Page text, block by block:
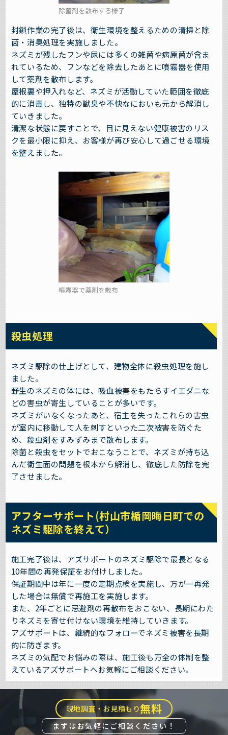
除菌剤を散布する様子
封鎖作業の完了後は、衛生環境を整えるための清掃と除
菌・消臭処理を実施しました。
ネズミが残したフンや尿には多くの雑菌や病原菌が含ま
れているため、フンなどを除去したあとに噴霧器を使用
して薬剤を散布します。
屋根裏や押入れなど、ネズミが活動していた範囲を徹底
的に消毒し、独特の獣臭や不快なにおいも元から解消し
ていきました。
清潔な状態に戻すことで、目に見えない健康被害のリス
クを最小限に抑え、お客様が再び安心して過ごせる環境
を整えました。
噴霧器で薬剤を散布
殺虫処理
ネズミ駆除の仕上げとして、建物全体に殺虫処理を施し
ました。
野生のネズミの体には、吸血被害をもたらすイエダニな
どの害虫が寄生していることが多いです。
ネズミがいなくなったあと、宿主を失ったこれらの害虫
が室内に移動して人を刺すといった二次被害を防ぐた
め、殺虫剤をすみずみまで散布します。
除菌と殺虫をセットでおこなうことで、ネズミが持ち込
んだ衛生面の問題を根本から解消し、徹底した防除を完
了させました。
アフターサポート(村山市楯岡晦日町での
ネズミ駆除を終えて）
施工完了後は、アズサポートのネズミ駆除で最長となる
10年間の再発保証をお付けしました。
保証期間中は年に一度の定期点検を実施し、万が一再発
した場合は無償で再施工を実施します。
また、2年ごとに忌避剤の再散布をおこない、長期にわた
りネズミを寄せ付けない環境を維持していきます。
アズサポートは、継続的なフォローでネズミ被害を長期
的に防ぎます。
ネズミの気配でお悩みの際は、施工後も万全の体制を整
えているアズサポートへお気軽にご相談ください。
現地調査・お見積もり無料
まずはお気軽にご相談ください！